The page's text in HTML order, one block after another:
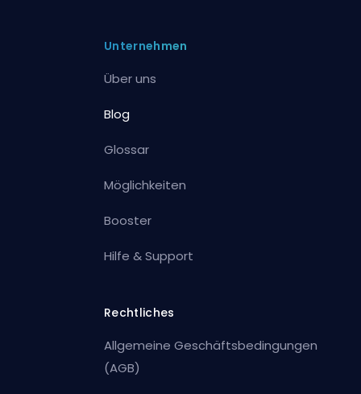
Unternehmen
Über uns
Blog
Glossar
Möglichkeiten
Booster
Hilfe & Support
Rechtliches
Allgemeine Geschäftsbedingungen
(AGB)